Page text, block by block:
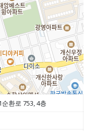
환로 753, 4층